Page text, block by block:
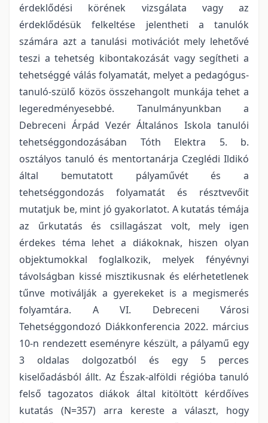
érdeklődési körének vizsgálata vagy az
érdeklődésük felkeltése jelentheti a tanulók
számára azt a tanulási motivációt mely lehetővé
teszi a tehetség kibontakozását vagy segítheti a
tehetséggé válás folyamatát, melyet a pedagógus-
tanuló-szülő közös összehangolt munkája tehet a
legeredményesebbé. Tanulmányunkban a
Debreceni Árpád Vezér Általános Iskola tanulói
tehetséggondozásában Tóth Elektra 5. b.
osztályos tanuló és mentortanárja Czeglédi Ildikó
által bemutatott pályaművét és a
tehetséggondozás folyamatát és résztvevőit
mutatjuk be, mint jó gyakorlatot. A kutatás témája
az űrkutatás és csillagászat volt, mely igen
érdekes téma lehet a diákoknak, hiszen olyan
objektumokkal foglalkozik, melyek fényévnyi
távolságban kissé misztikusnak és elérhetetlenek
tűnve motiválják a gyerekeket is a megismerés
folyamtára. A VI. Debreceni Városi
Tehetséggondozó Diákkonferencia 2022. március
10-n rendezett eseményre készült, a pályamű egy
3 oldalas dolgozatból és egy 5 perces
kiselőadásból állt. Az Észak-alföldi régióba tanuló
felső tagozatos diákok által kitöltött kérdőíves
kutatás (N=357) arra kereste a választ, hogy